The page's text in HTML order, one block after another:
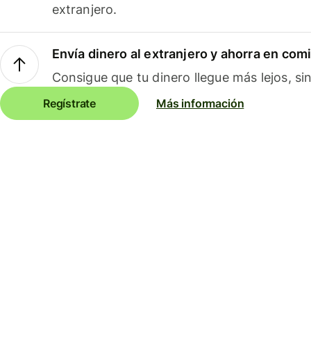
extranjero.
Envía dinero al extranjero y ahorra en
Consigue que tu dinero llegue más lejos,
Regístrate Más información